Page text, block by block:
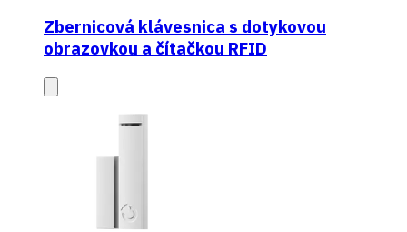
Zbernicová klávesnica s dotykovou
obrazovkou a čítačkou RFID